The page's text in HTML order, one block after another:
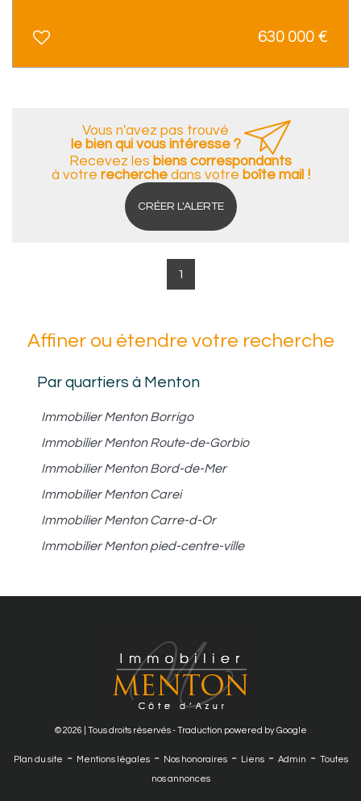
630 000 €
Vous n'avez pas trouvé
le bien qui vous intéresse ?
Recevez les biens correspondants
à votre recherchedans votre boîte mail !
CRÉER L'ALERTE
1
Affiner ou étendre votre recherche
Par quartiers à Menton
Immobilier Menton Borrigo
Immobilier Menton Route-de-Gorbio
Immobilier Menton Bord-de-Mer
Immobilier Menton Carei
Immobilier Menton Carre-d-Or
Immobilier Menton pied-centre-ville
© 2026 | Tous droits réservés - Traduction powered by Google
Plan du site - Mentions légales- Nos honoraires- Liens- Admin - Toutes
nos annonces